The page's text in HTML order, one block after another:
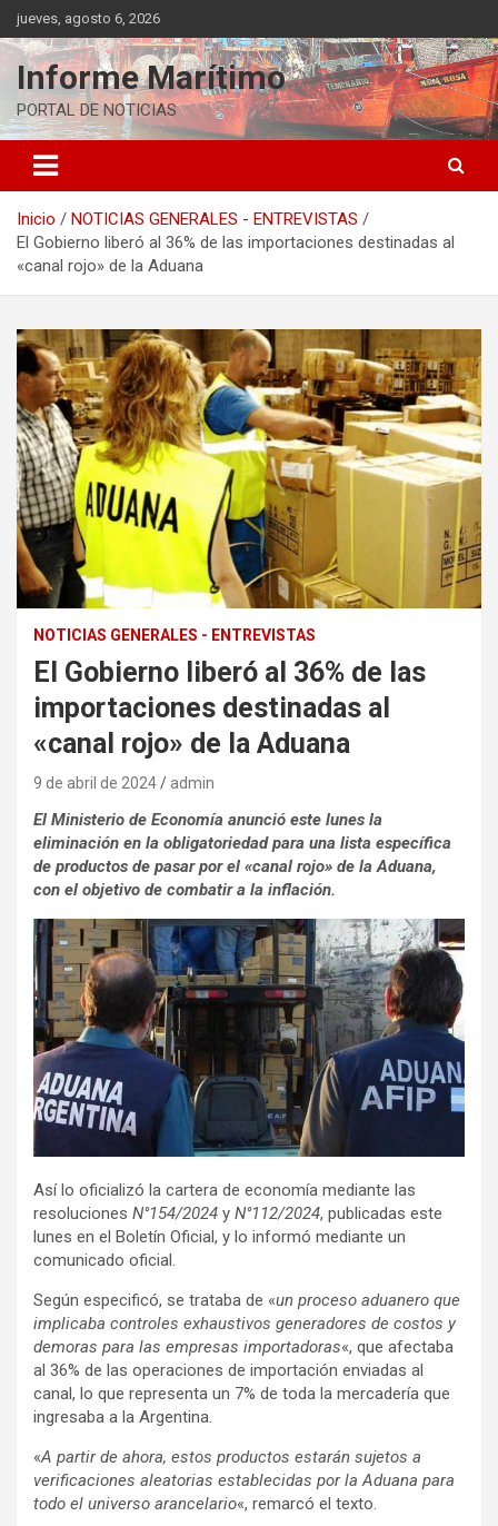
Saltar
al
contenido
jueves, agosto 6, 2026
Informe Marítimo
PORTAL DE NOTICIAS
Inicio
NOTICIAS GENERALES - ENTREVISTAS
El Gobierno liberó al 36% de las importaciones destinadas al
«canal rojo» de la Aduana
NOTICIAS GENERALES - ENTREVISTAS
El Gobierno liberó al 36% de las
importaciones destinadas al
«canal rojo» de la Aduana
9 de abril de 2024 admin
El Ministerio de Economía anunció este lunes la
eliminación en la obligatoriedad para una lista específica
de productos de pasar por el «canal rojo» de la Aduana,
con el objetivo de combatir a la inflación.
Así lo oficializó la cartera de economía mediante las
resoluciones N°154/2024 y N°112/2024, publicadas este
lunes en el Boletín Oficial, y lo informó mediante un
comunicado oficial.
Según especificó, se trataba de «un proceso aduanero que
implicaba controles exhaustivos generadores de costos y
demoras para las empresas importadoras«, que afectaba
al 36% de las operaciones de importación enviadas al
canal, lo que representa un 7% de toda la mercadería que
ingresaba a la Argentina.
«A partir de ahora, estos productos estarán sujetos a
verificaciones aleatorias establecidas por la Aduana para
todo el universo arancelario«, remarcó el texto.